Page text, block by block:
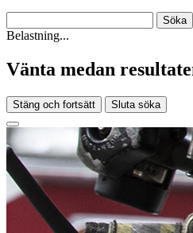
Belastning...
Vänta medan
Stäng och fortsätt Sluta söka